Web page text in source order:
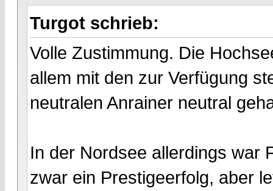
Turgot schrieb:
Volle Zustimmung. Die
allem mit den zur Verfügung
neutralen Anrainer neutral
In der Nordsee allerdings war
zwar ein Prestigeerfolg, aber